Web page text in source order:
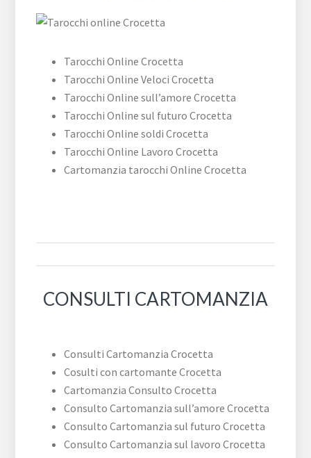
Tarocchi Online Crocetta
Tarocchi Online Veloci Crocetta
Tarocchi Online sull’amore Crocetta
Tarocchi Online sul futuro Crocetta
Tarocchi Online soldi Crocetta
Tarocchi Online Lavoro Crocetta
Cartomanzia tarocchi Online Crocetta
CONSULTI CARTOMANZIA
Consulti Cartomanzia Crocetta
Cosulti con cartomante Crocetta
Cartomanzia Consulto Crocetta
Consulto Cartomanzia sull’amore Crocetta
Consulto Cartomanzia sul futuro Crocetta
Consulto Cartomanzia sul lavoro Crocetta